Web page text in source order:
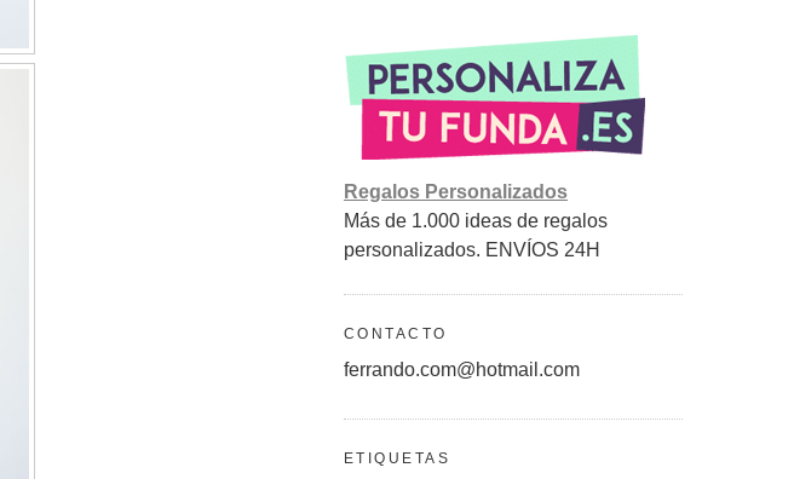
Regalos Personalizados
Más de 1.000 ideas de regalos
personalizados. ENVÍOS 24H
CONTACTO
ferrando.com@hotmail.com
ETIQUETAS